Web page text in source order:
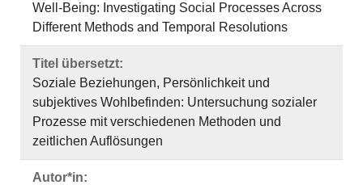
Well-Being: Investigating Social Processes Across
Different Methods and Temporal Resolutions
Titel übersetzt:
Soziale Beziehungen, Persönlichkeit und
subjektives Wohlbefinden: Untersuchung sozialer
Prozesse mit verschiedenen Methoden und
zeitlichen Auflösungen
Autor*in: